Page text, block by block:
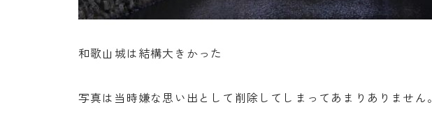
和歌山城は結構大きかった
写真は当時嫌な思い出として削除してしまってあまりありません。